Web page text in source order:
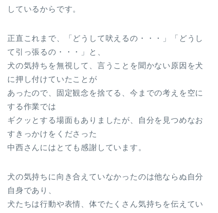
しているからです。
正直これまで、「どうして吠えるの・・・」「どうし
て引っ張るの・・・」と、
犬の気持ちを無視して、言うことを聞かない原因を犬
に押し付けていたことが
あったので、固定観念を捨てる、今までの考えを空に
する作業では
ギクッとする場面もありましたが、自分を見つめなお
すきっかけをくださった
中西さんにはとても感謝しています。
犬の気持ちに向き合えていなかったのは他ならぬ自分
自身であり、
犬たちは行動や表情、体でたくさん気持ちを伝えてい